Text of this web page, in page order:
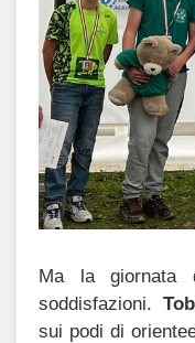
Ma la giornata
soddisfazioni.
sui podi di